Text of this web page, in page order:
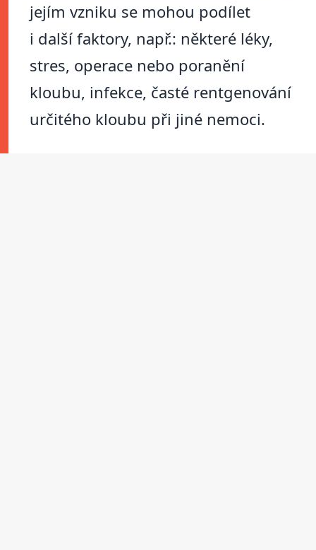
jejím vzniku se mohou podílet
i další faktory, např.: některé léky,
stres, operace nebo poranění
kloubu, infekce, časté rentgenování
určitého kloubu při jiné nemoci.